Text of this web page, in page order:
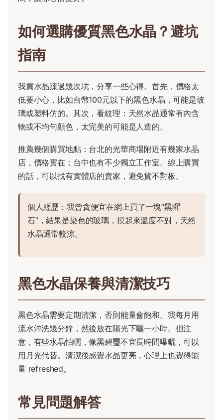
如何選購優質黑色水晶？避坑
指南
我買水晶踩過幾次坑，分享一些心得。首先，價格太
低要小心，比如台幣100元以下的黑色水晶，可能是玻
璃或塑料仿的。其次，看紋理：天然水晶通常有內含
物或不均勻顏色，太完美的可能是人造的。
推薦幾個購買地點：台北的光華商場附近有幾家水晶
店，價格實在；台中也有不少獨立工作室。線上購買
的話，可以找有實體店的賣家，避免貨不對板。
個人經歷：我曾貪便宜在網上買了一塊“黑曜
石”，結果是染色的玻璃，摸起來溫度不對，天然
水晶通常較涼。
黑色水晶保養與清潔技巧
黑色水晶需要定期清潔，否則能量會飽和。我每月用
流水沖洗幾分鐘，然後放在陽光下曬一小時。但注
意，有些水晶怕曬，像黑碧璽不宜長時間曝曬，可以
用月光代替。清潔後感覺水晶更亮，心理上也覺得能
量 refreshed。
常見問題解答